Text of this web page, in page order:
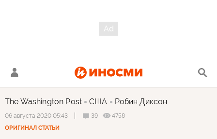
The Washington Post США Робин Диксон
06 августа 2020 05:43 39
4758
ОРИГИНАЛ СТАТЬИ